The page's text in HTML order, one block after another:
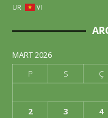
UR
VI
MART 2026
P
S Ç
2
3 4